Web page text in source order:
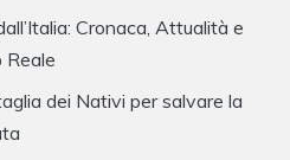
Cronaca, Attualità e
Reale
dei Nativi per salvare la